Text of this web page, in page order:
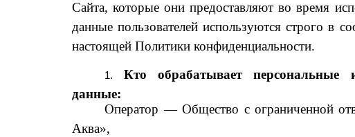
Сайта, которые они предоставляют во время
данные пользователей используются строго в
настоящей Политики конфиденциальности.
Кто обрабатывает персональные
данные:
Оператор — Общество с ограниченной
Аква»,